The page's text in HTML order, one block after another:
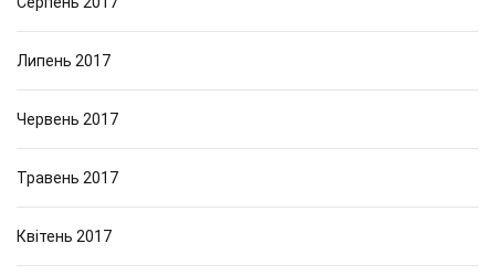
Липень 2017
Червень 2017
Травень 2017
Квітень 2017